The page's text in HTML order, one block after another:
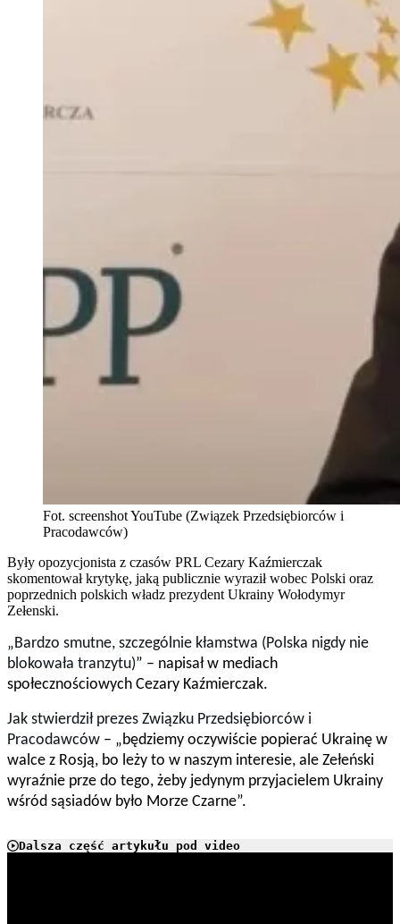
Fot. screenshot YouTube (Związek Przedsiębiorców i
Pracodawców)
Były opozycjonista z czasów PRL Cezary Kaźmierczak
skomentował krytykę, jaką publicznie wyraził wobec Polski oraz
poprzednich polskich władz prezydent Ukrainy Wołodymyr
Zełenski.
„Bardzo smutne, szczególnie kłamstwa (Polska nigdy nie
blokowała tranzytu)” – napisał w mediach
społecznościowych Cezary Kaźmierczak.
Jak stwierdził prezes Związku Przedsiębiorców i
Pracodawców – „będziemy oczywiście popierać Ukrainę w
walce z Rosją, bo leży to w naszym interesie, ale Zełeński
wyraźnie prze do tego, żeby jedynym przyjacielem Ukrainy
wśród sąsiadów było Morze Czarne”.
Dalsza część artykułu pod video